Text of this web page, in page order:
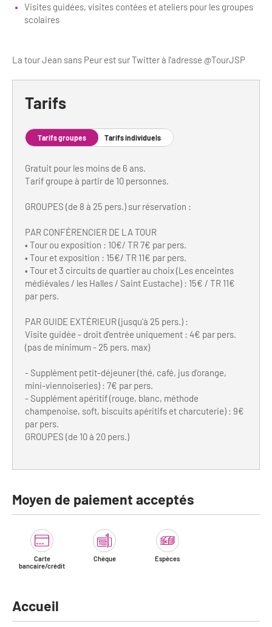
Visites guidées, visites contées et ateliers pour les groupes
scolaires
La tour Jean sans Peur est sur Twitter à l'adresse @TourJSP
Tarifs
Tarifs groupes Tarifs individuels
Gratuit pour les moins de 6 ans.
Tarif groupe à partir de 10 personnes.
GROUPES (de 8 à 25 pers.) sur réservation :
PAR CONFÉRENCIER DE LA TOUR
• Tour ou exposition : 10€/ TR 7€ par pers.
• Tour et exposition : 15€/ TR 11€ par pers.
• Tour et 3 circuits de quartier au choix (Les enceintes
médiévales / les Halles / Saint Eustache) : 15€ / TR 11€
par pers.
PAR GUIDE EXTÉRIEUR (jusqu'à 25 pers.) :
Visite guidée - droit d'entrée uniquement : 4€ par pers.
(pas de minimum - 25 pers. max)
- Supplément petit-déjeuner (thé, café, jus d’orange,
mini-viennoiseries) : 7€ par pers.
- Supplément apéritif (rouge, blanc, méthode
champenoise, soft, biscuits apéritifs et charcuterie) : 9€
par pers.
GROUPES (de 10 à 20 pers.)
Moyen de paiement acceptés
Carte
bancaire/crédit
Chèque Espèces
Accueil